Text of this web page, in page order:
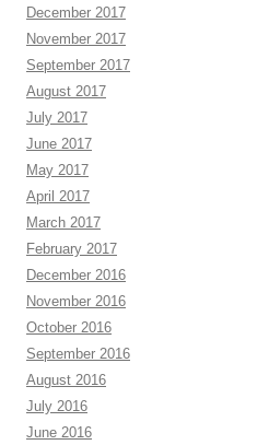
December 2017
November 2017
September 2017
August 2017
July 2017
June 2017
May 2017
April 2017
March 2017
February 2017
December 2016
November 2016
October 2016
September 2016
August 2016
July 2016
June 2016